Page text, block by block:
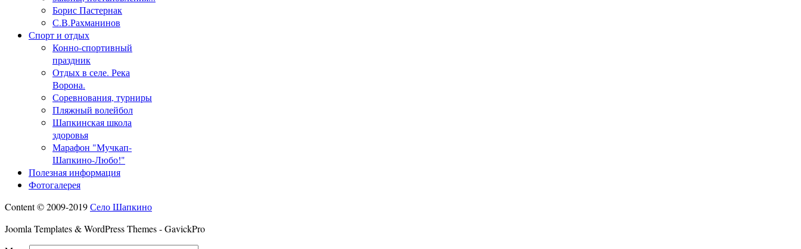
Борис Пастернак
С.В.Рахманинов
Спорт и отдых
Конно-спортивный
праздник
Отдых в селе. Река
Ворона.
Соревнования, турниры
Пляжный волейбол
Шапкинская школа
здоровья
Марафон "Мучкап-
Шапкино-Любо!"
Полезная информация
Фотогалерея
Content © 2009-2019Село Шапкино
Joomla Templates & WordPress Themes - GavickPro